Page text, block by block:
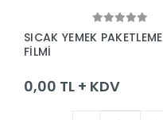
Sepete Ekle
SICAK YEMEK PAKETLEME
FİLMİ
0,00 TL + KDV